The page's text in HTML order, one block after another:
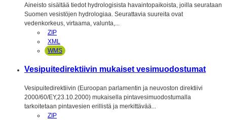
Aineisto sisältää tiedot hydrologisista havaintopaikoista, joilla seurataan
Suomen vesistöjen hydrologiaa. Seurattavia suureita ovat
vedenkorkeus, virtaama, valunta,...
ZIP
XML
WMS
Vesipuitedirektiivin mukaiset vesimuodostumat
Vesipuitedirektiivin (Euroopan parlamentin ja neuvoston direktiivi
2000/60/EY,23.10.2000) mukaisella pintavesimuodostumalla
tarkoitetaan pintavesien erillistä ja merkittävää...
ZIP